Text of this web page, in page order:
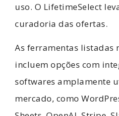
uso. O LifetimeSelect
curadoria das ofertas.
As ferramentas listadas
incluem opções com
softwares amplamente
mercado, como